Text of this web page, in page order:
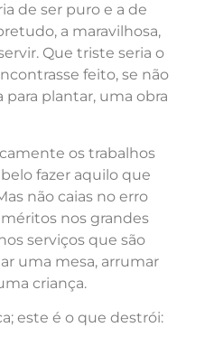
de ser puro e a de
a maravilhosa,
Que triste seria o
feito, se não
para plantar, uma obra
os trabalhos
fazer aquilo que
não caias no erro
nos grandes
serviços que são
uma mesa, arrumar
criança.
este é o que destrói: